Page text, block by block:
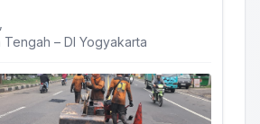
Tengah – DI Yogyakarta